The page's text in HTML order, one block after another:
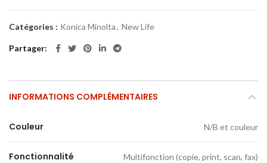
Catégories : Konica Minolta, New Life
Partager
INFORMATIONS COMPLÉMENTAIRES
Couleur N/B et couleur
Fonctionnalité Multifonction (copie, print, scan, fax)